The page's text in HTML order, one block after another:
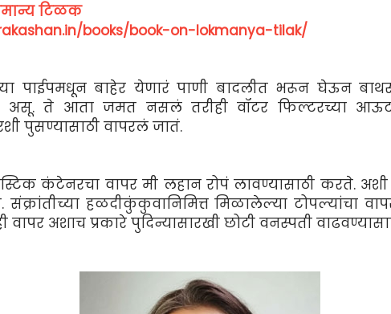
टिळक
books/book-on-lokmanya-tilak/
पाईपमधून बाहेर येणारं पाणी बादलीत भरून घेऊन
असू. ते आता जमत नसलं तरीही वॉटर फिल्टरच्या
पुसण्यासाठी वापरलं जातं.
कंटेनरचा वापर मी लहान रोपं लावण्यासाठी करते.
हळदीकुंकुवानिमित्त मिळालेल्या टोपल्यांचा
अशाच प्रकारे पुदिन्यासारखी छोटी वनस्पती